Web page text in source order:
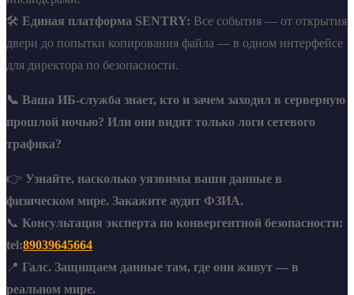
🛠️ Единая платформа SENTRY: Все события — от открытия
двери до попытки копирования файла — в одном интерфейсе
для директора по безопасности.
📞 Ваша ИБ-служба знает, кто и зачем заходил в серверную
прошлой ночью? Или они видят только логи сетевого
трафика?
👉 Узнайте, насколько уязвимы ваши данные в
физическом мире. Закажите аудит ФЗИА.
📞 Консультация эксперта по конвергентной безопасности:
tel:89039645664
📍 Галс. Защищаем данные там, где они живут — в
реальном мире.